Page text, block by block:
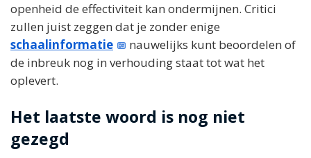
openheid de effectiviteit kan ondermijnen. Critici
zullen juist zeggen dat je zonder enige
schaalinformatie
nauwelijks kunt beoordelen of
de inbreuk nog in verhouding staat tot wat het
oplevert.
Het laatste woord is nog niet
gezegd